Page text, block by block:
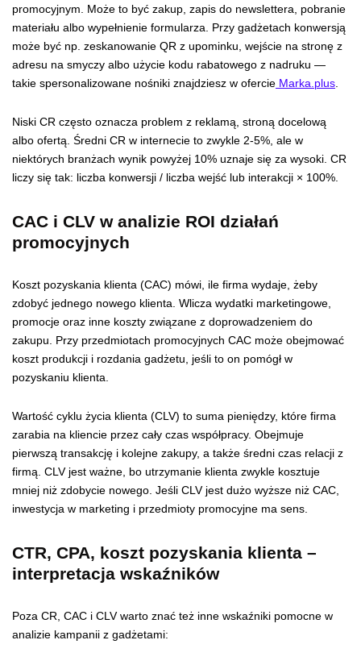
promocyjnym. Może to być zakup, zapis do newslettera, pobranie
materiału albo wypełnienie formularza. Przy gadżetach konwersją
może być np. zeskanowanie QR z upominku, wejście na stronę z
adresu na smyczy albo użycie kodu rabatowego z nadruku —
takie spersonalizowane nośniki znajdziesz w ofercie Marka.plus.
Niski CR często oznacza problem z reklamą, stroną docelową
albo ofertą. Średni CR w internecie to zwykle 2-5%, ale w
niektórych branżach wynik powyżej 10% uznaje się za wysoki. CR
liczy się tak: liczba konwersji / liczba wejść lub interakcji × 100%.
CAC i CLV w analizie ROI działań
promocyjnych
Koszt pozyskania klienta (CAC) mówi, ile firma wydaje, żeby
zdobyć jednego nowego klienta. Wlicza wydatki marketingowe,
promocje oraz inne koszty związane z doprowadzeniem do
zakupu. Przy przedmiotach promocyjnych CAC może obejmować
koszt produkcji i rozdania gadżetu, jeśli to on pomógł w
pozyskaniu klienta.
Wartość cyklu życia klienta (CLV) to suma pieniędzy, które firma
zarabia na kliencie przez cały czas współpracy. Obejmuje
pierwszą transakcję i kolejne zakupy, a także średni czas relacji z
firmą. CLV jest ważne, bo utrzymanie klienta zwykle kosztuje
mniej niż zdobycie nowego. Jeśli CLV jest dużo wyższe niż CAC,
inwestycja w marketing i przedmioty promocyjne ma sens.
CTR, CPA, koszt pozyskania klienta –
interpretacja wskaźników
Poza CR, CAC i CLV warto znać też inne wskaźniki pomocne w
analizie kampanii z gadżetami: